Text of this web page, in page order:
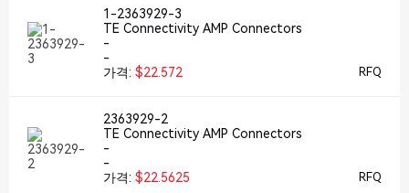
1-2363929-3
TE Connectivity AMP Connectors
-
-
가격: $22.572 RFQ
2363929-2
TE Connectivity AMP Connectors
-
-
가격: $22.5625 RFQ